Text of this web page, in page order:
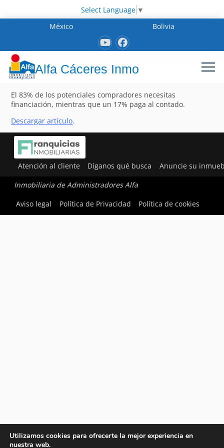
Select Language ▼
México
Bolivia
Alfa Cáceres Inmo
El 83% de los potenciales compradores necesitas
financiación, mientras que un 17% paga al contado.
Descargar artículo.
Atención al cliente Díganos qué busca Anuncie su
Inmobiliaria de Administradores Alfa
Aviso legal
Política de Privacidad Política de cookies
Utilizamos cookies para ofrecerte la mejor experiencia en
nuestra web.